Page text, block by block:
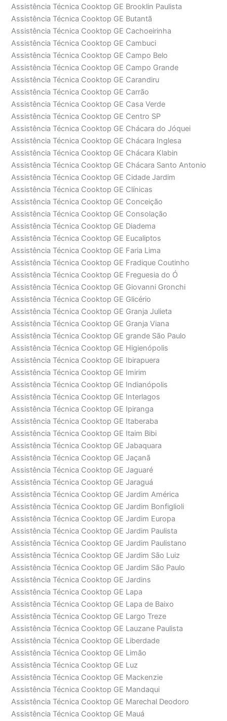
Assistência Técnica Cooktop GE Brooklin Paulista
Assistência Técnica Cooktop GE Butantã
Assistência Técnica Cooktop GE Cachoeirinha
Assistência Técnica Cooktop GE Cambuci
Assistência Técnica Cooktop GE Campo Belo
Assistência Técnica Cooktop GE Campo Grande
Assistência Técnica Cooktop GE Carandiru
Assistência Técnica Cooktop GE Carrão
Assistência Técnica Cooktop GE Casa Verde
Assistência Técnica Cooktop GE Centro SP
Assistência Técnica Cooktop GE Chácara do Jóquei
Assistência Técnica Cooktop GE Chácara Inglesa
Assistência Técnica Cooktop GE Chácara Klabin
Assistência Técnica Cooktop GE Chácara Santo Antonio
Assistência Técnica Cooktop GE Cidade Jardim
Assistência Técnica Cooktop GE Clínicas
Assistência Técnica Cooktop GE Conceição
Assistência Técnica Cooktop GE Consolação
Assistência Técnica Cooktop GE Diadema
Assistência Técnica Cooktop GE Eucaliptos
Assistência Técnica Cooktop GE Faria Lima
Assistência Técnica Cooktop GE Fradique Coutinho
Assistência Técnica Cooktop GE Freguesia do Ó
Assistência Técnica Cooktop GE Giovanni Gronchi
Assistência Técnica Cooktop GE Glicério
Assistência Técnica Cooktop GE Granja Julieta
Assistência Técnica Cooktop GE Granja Viana
Assistência Técnica Cooktop GE grande São Paulo
Assistência Técnica Cooktop GE Higienópolis
Assistência Técnica Cooktop GE Ibirapuera
Assistência Técnica Cooktop GE Imirim
Assistência Técnica Cooktop GE Indianópolis
Assistência Técnica Cooktop GE Interlagos
Assistência Técnica Cooktop GE Ipiranga
Assistência Técnica Cooktop GE Itaberaba
Assistência Técnica Cooktop GE Itaim Bibi
Assistência Técnica Cooktop GE Jabaquara
Assistência Técnica Cooktop GE Jaçanã
Assistência Técnica Cooktop GE Jaguaré
Assistência Técnica Cooktop GE Jaraguá
Assistência Técnica Cooktop GE Jardim América
Assistência Técnica Cooktop GE Jardim Bonfiglioli
Assistência Técnica Cooktop GE Jardim Europa
Assistência Técnica Cooktop GE Jardim Paulista
Assistência Técnica Cooktop GE Jardim Paulistano
Assistência Técnica Cooktop GE Jardim São Luiz
Assistência Técnica Cooktop GE Jardim São Paulo
Assistência Técnica Cooktop GE Jardins
Assistência Técnica Cooktop GE Lapa
Assistência Técnica Cooktop GE Lapa de Baixo
Assistência Técnica Cooktop GE Largo Treze
Assistência Técnica Cooktop GE Lauzane Paulista
Assistência Técnica Cooktop GE Liberdade
Assistência Técnica Cooktop GE Limão
Assistência Técnica Cooktop GE Luz
Assistência Técnica Cooktop GE Mackenzie
Assistência Técnica Cooktop GE Mandaqui
Assistência Técnica Cooktop GE Marechal Deodoro
Assistência Técnica Cooktop GE Mauá